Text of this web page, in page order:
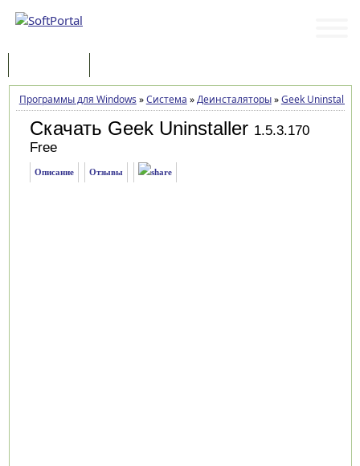
Программы для Windows »Система »Деинсталяторы»Geek Uninstaller
Скачать Geek Uninstaller 1.5.3.170
Free
Описание Отзывы